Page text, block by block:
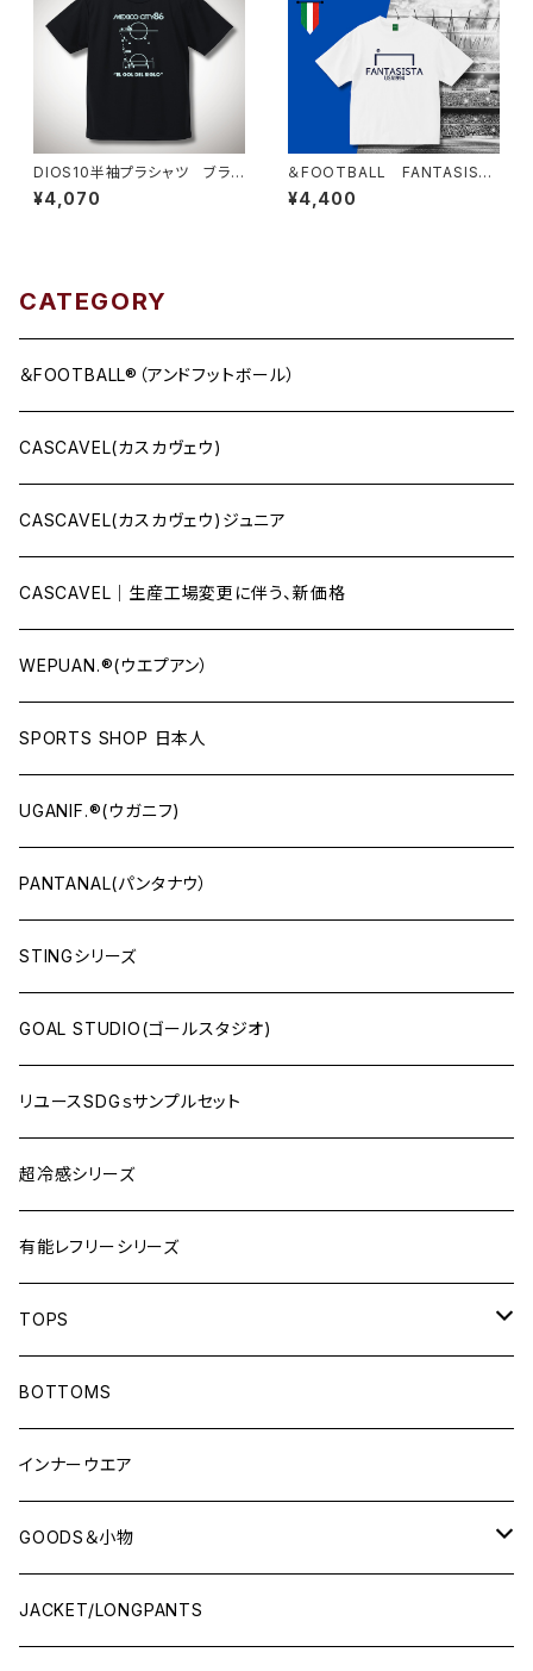
DIOS10半袖プラシャツ ブラッ
ク×アルゼンチンブルー
¥4,070
＆FOOTBALL FANTASISTA
BOX TEE ホワイト
¥4,400
CATEGORY
＆FOOTBALL®（アンドフットボール）
CASCAVEL(カスカヴェウ)
CASCAVEL(カスカヴェウ)ジュニア
CASCAVEL｜生産工場変更に伴う、新価格
WEPUAN.®(ウエプアン）
SPORTS SHOP 日本人
UGANIF.®(ウガニフ)
PANTANAL(パンタナウ）
STINGシリーズ
GOAL STUDIO(ゴールスタジオ)
リユースSDGｓサンプルセット
超冷感シリーズ
有能レフリーシリーズ
TOPS
LONG-SLEEVEプラシャツ
SHORT-SLEEVEプラシャツ
NO-SLEEVE
Tシャツ(オフコート)
BOTTOMS
インナーウエア
GOODS＆小物
シューズ袋
JACKET/LONGPANTS